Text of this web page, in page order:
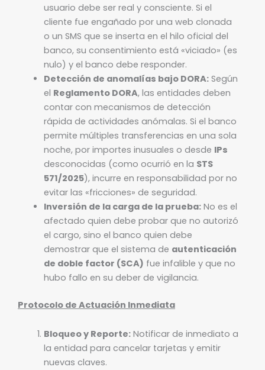
usuario debe ser real y consciente. Si el
cliente fue engañado por una web clonada
o un SMS que se inserta en el hilo oficial del
banco, su consentimiento está «viciado» (es
nulo) y el banco debe responder.
Detección de anomalías bajo DORA:Según
el Reglamento DORA, las entidades deben
contar con mecanismos de detección
rápida de actividades anómalas. Si el banco
permite múltiples transferencias en una sola
noche, por importes inusuales o desde IPs
desconocidas (como ocurrió en la STS
571/2025), incurre en responsabilidad por no
evitar las «fricciones» de seguridad.
Inversión de la carga de la prueba:No es el
afectado quien debe probar que no autorizó
el cargo, sino el banco quien debe
demostrar que el sistema de autenticación
de doble factor (SCA) fue infalible y que no
hubo fallo en su deber de vigilancia.
Protocolo de Actuación Inmediata
Bloqueo y Reporte:Notificar de inmediato a
la entidad para cancelar tarjetas y emitir
nuevas claves.